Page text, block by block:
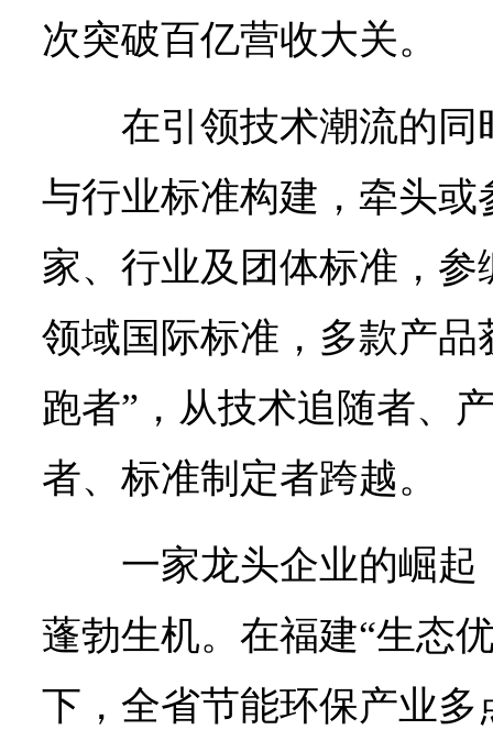
次突破百亿营收大关。
在引领技术潮流的
与行业标准构建，牵头或
家、行业及团体标准，
领域国际标准，多款产品
跑者”，从技术追随者、
者、标准制定者跨越。
一家龙头企业的崛
蓬勃生机。在福建“生态
下，全省节能环保产业